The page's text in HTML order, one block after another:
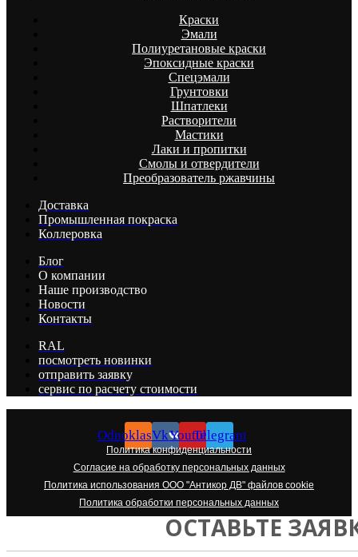
Краски
Эмали
Полиуретановые краски
Эпоксидные краски
Спецэмали
Грунтовки
Шпатлеки
Растворители
Мастики
Лаки и пропитки
Смолы и отвердители
Преобразователь ржавчины
Доставка
Промышленная покраска
Коллеровка
Блог
О компании
Наше производство
Новости
Контакты
RAL
посмотреть новинки
отправить заявку
сервис по расчету стоимости
Odnoklassniki
VkYoutubeTelegram
Политика конфиденциальности
Согласие на обработку персональных данных
Политика использования ООО "Антикор ДВ" файлов cookie
Политика обработки персональных данных
ОСТАВЬТЕ